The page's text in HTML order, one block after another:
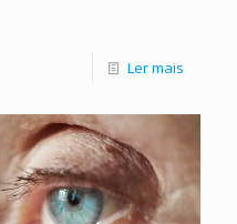
Ler mais